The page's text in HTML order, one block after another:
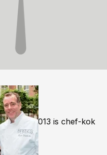
januari 2013 is chef-kok